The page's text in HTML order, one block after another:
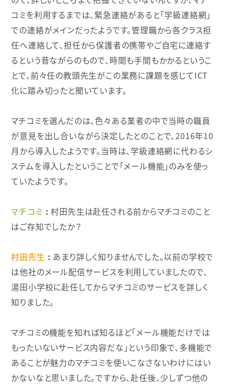
コミを利用するまでは、緊急連絡があると「学級連絡網」
での連絡がメインだったようです。管理職から各クラス担
任へ連絡して、担任から保護者の携帯やご自宅に連絡す
るという昔ながらのもので、時間も手間もかかるというこ
とで、前々任の教頭先生がこの業務に課題を感じてICT
化に踏み切ったと聞いています。
マチコミを選んだのは、色々ある業者の中で当時の職員
が意見を出し合いながら決定したとのことで、2016年10
月から導入したようです。当時は、学級連絡網に代わるシ
ステムを導入したということで「メール機能」のみを使っ
ていたようです。
マチコミ
村田先生は赴任される前からマチコミのこと
はご存知でしたか？
村田先生
あまり詳しく知りませんでした。以前の学校で
は他社のメール配信サービスを利用していましたので、
湯田小学校に赴任してからマチコミのサービスを詳しく
知りました。
マチコミの機能を知れば知るほど「メール機能だけでは
もったいないサービス内容だな」という印象で、多機能で
あることが魅力のマチコミを使いこなさないわけにはい
かないなと思いました。ですから、赴任後、少しずつ他の